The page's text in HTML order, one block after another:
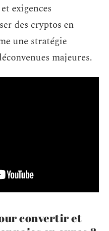
exigences
des cryptos en
une stratégie
majeures.
convertir et